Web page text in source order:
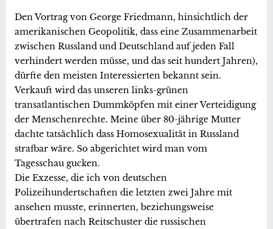
Den Vortrag von George Friedmann, hinsichtlich der
amerikanischen Geopolitik, dass eine Zusammenarbeit
zwischen Russland und Deutschland auf jeden Fall
verhindert werden müsse, und das seit hundert Jahren),
dürfte den meisten Interessierten bekannt sein.
Verkauft wird das unseren links-grünen
transatlantischen Dummköpfen mit einer Verteidigung
der Menschenrechte. Meine über 80-jährige Mutter
dachte tatsächlich dass Homosexualität in Russland
strafbar wäre. So abgerichtet wird man vom
Tagesschau gucken.
Die Exzesse, die ich von deutschen
Polizeihundertschaften die letzten zwei Jahre mit
ansehen musste, erinnerten, beziehungsweise
übertrafen nach Reitschuster die russischen